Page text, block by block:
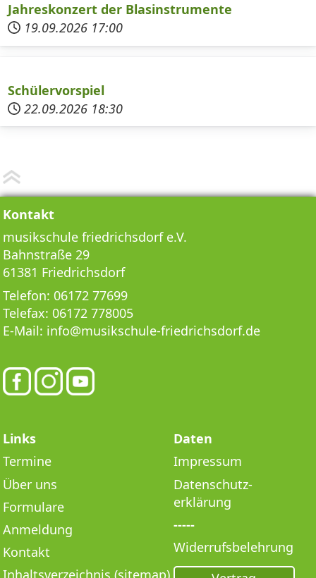
Jahreskonzert der Blasinstrumente
19.09.2026 17:00
Schülervorspiel
22.09.2026 18:30
Kontakt
musikschule friedrichsdorf e.V.
Bahnstraße 29
61381 Friedrichsdorf
Telefon:06172 77699
Telefax:06172 778005
E-Mail: info@musikschule-friedrichsdorf.de
Links
Termine
Über uns
Formulare
Anmeldung
Kontakt
Daten
Impressum
Datenschutz­
erklärung
-----
Widerrufsbelehrung